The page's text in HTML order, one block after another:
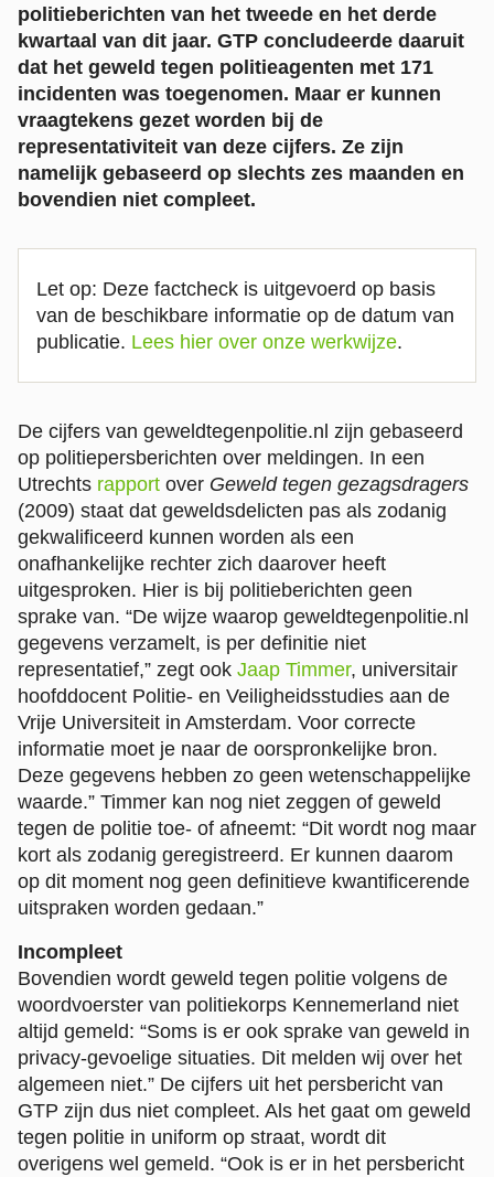
politieberichten van het tweede en het derde
kwartaal van dit jaar. GTP concludeerde daaruit
dat het geweld tegen politieagenten met 171
incidenten was toegenomen. Maar er kunnen
vraagtekens gezet worden bij de
representativiteit van deze cijfers. Ze zijn
namelijk gebaseerd op slechts zes maanden en
bovendien niet compleet.
Let op: Deze factcheck is uitgevoerd op basis
van de beschikbare informatie op de datum van
publicatie. Lees hier over onze werkwijze.
De cijfers van geweldtegenpolitie.nl zijn gebaseerd
op politiepersberichten over meldingen. In een
Utrechts rapport over Geweld tegen gezagsdragers
(2009) staat dat geweldsdelicten pas als zodanig
gekwalificeerd kunnen worden als een
onafhankelijke rechter zich daarover heeft
uitgesproken. Hier is bij politieberichten geen
sprake van. “De wijze waarop geweldtegenpolitie.nl
gegevens verzamelt, is per definitie niet
representatief,” zegt ook Jaap Timmer, universitair
hoofddocent Politie- en Veiligheidsstudies aan de
Vrije Universiteit in Amsterdam. Voor correcte
informatie moet je naar de oorspronkelijke bron.
Deze gegevens hebben zo geen wetenschappelijke
waarde.” Timmer kan nog niet zeggen of geweld
tegen de politie toe- of afneemt: “Dit wordt nog maar
kort als zodanig geregistreerd. Er kunnen daarom
op dit moment nog geen definitieve kwantificerende
uitspraken worden gedaan.”
Incompleet
Bovendien wordt geweld tegen politie volgens de
woordvoerster van politiekorps Kennemerland niet
altijd gemeld: “Soms is er ook sprake van geweld in
privacy-gevoelige situaties. Dit melden wij over het
algemeen niet.” De cijfers uit het persbericht van
GTP zijn dus niet compleet. Als het gaat om geweld
tegen politie in uniform op straat, wordt dit
overigens wel gemeld. “Ook is er in het persbericht